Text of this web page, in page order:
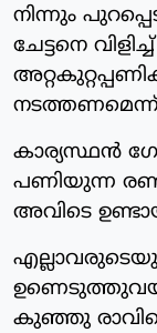
നിന്നും
ചേട്ടനെ
കാര്യസ്ഥന്‍
പണിയുന്ന
അവിടെ
കുഞ്ഞു